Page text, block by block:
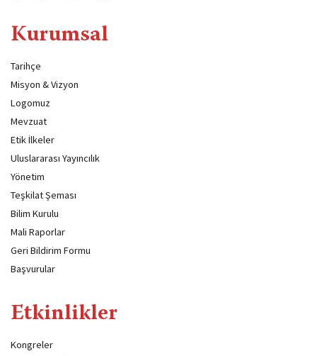
Kurumsal
Tarihçe
Misyon & Vizyon
Logomuz
Mevzuat
Etik İlkeler
Uluslararası Yayıncılık
Yönetim
Teşkilat Şeması
Bilim Kurulu
Mali Raporlar
Geri Bildirim Formu
Başvurular
Etkinlikler
Kongreler